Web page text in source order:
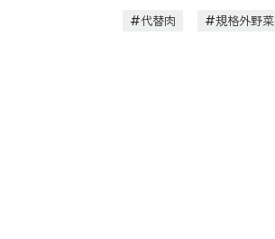
代替肉 規格外野菜